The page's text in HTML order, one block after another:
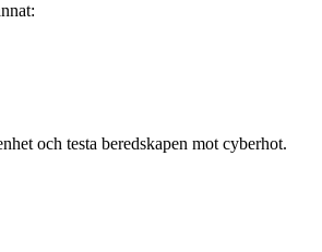
och testa beredskapen mot cyberhot.